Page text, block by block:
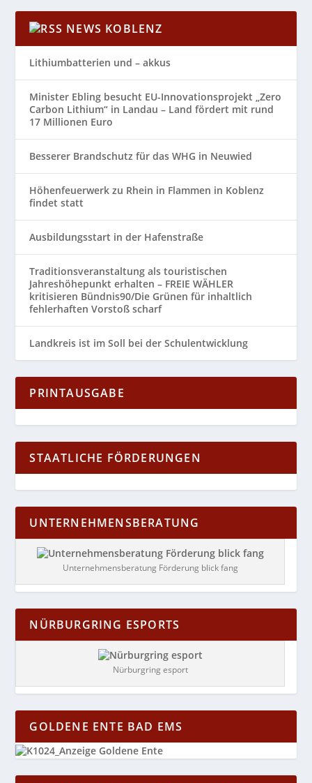
NEWS KOBLENZ
Lithiumbatterien und – akkus
Minister Ebling besucht EU-Innovationsprojekt „Zero
Carbon Lithium“ in Landau – Land fördert mit rund
17 Millionen Euro
Besserer Brandschutz für das WHG in Neuwied
Höhenfeuerwerk zu Rhein in Flammen in Koblenz
findet statt
Ausbildungsstart in der Hafenstraße
Traditionsveranstaltung als touristischen
Jahreshöhepunkt erhalten – FREIE WÄHLER
kritisieren Bündnis90/Die Grünen für inhaltlich
fehlerhaften Vorstoß scharf
Landkreis ist im Soll bei der Schulentwicklung
PRINTAUSGABE
STAATLICHE FÖRDERUNGEN
UNTERNEHMENSBERATUNG
Unternehmensberatung Förderung blick fang
NÜRBURGRING ESPORTS
Nürburgring esport
GOLDENE ENTE BAD EMS